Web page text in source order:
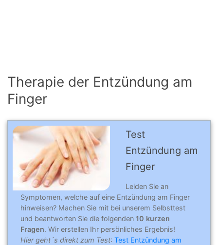
Therapie der Entzündung am
Finger
Test
Entzündung am
Finger
Leiden Sie an
Symptomen, welche auf eine Entzündung am Finger
hinweisen? Machen Sie mit bei unserem Selbsttest
und beantworten Sie die folgenden 10 kurzen
Fragen. Wir erstellen Ihr persönliches Ergebnis!
Hier geht´s direkt zum Test: Test Entzündung am